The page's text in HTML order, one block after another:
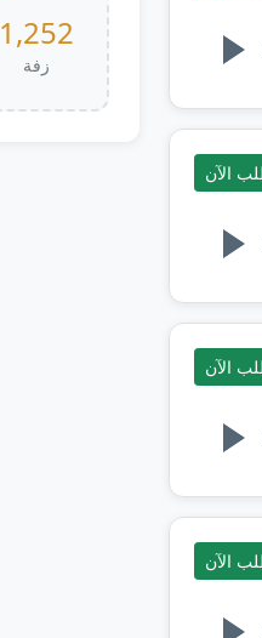
الآن
الآن
الآن
1,252
زفة